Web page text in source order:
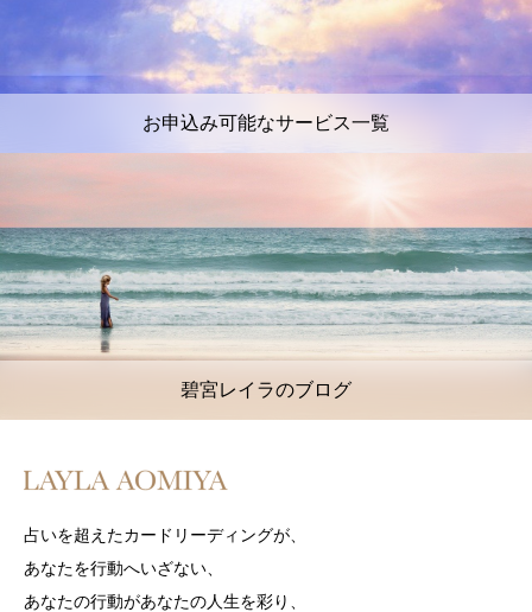
お申込み可能なサービス一覧
碧宮レイラのブログ
占いを超えたカードリーディングが、
あなたを行動へいざない、
あなたの行動があなたの人生を彩り、